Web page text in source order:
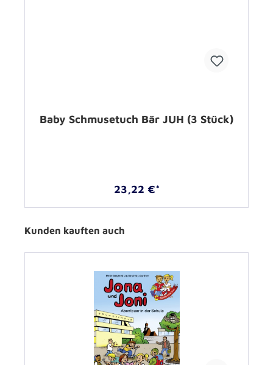
Baby Schmusetuch Bär JUH (3 Stück)
23,22 €*
Kunden kauften auch